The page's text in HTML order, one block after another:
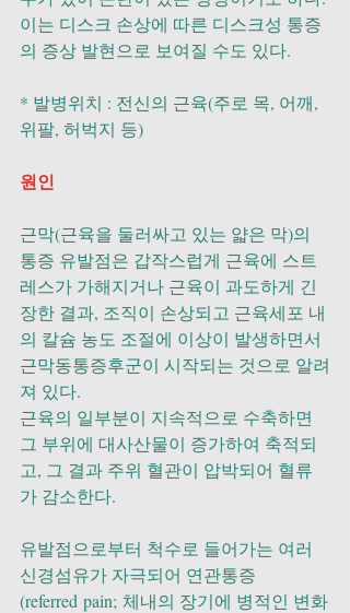
이는 디스크 손상에 따른 디스크성 통증
의 증상 발현으로 보여질 수도 있다.
* 발병위치 : 전신의 근육(주로 목, 어깨,
위팔, 허벅지 등)
원인
근막(근육을 둘러싸고 있는 얇은 막)의
통증 유발점은 갑작스럽게 근육에 스트
레스가 가해지거나 근육이 과도하게 긴
장한 결과, 조직이 손상되고 근육세포 내
의 칼슘 농도 조절에 이상이 발생하면서
근막동통증후군이 시작되는 것으로 알려
져 있다.
근육의 일부분이 지속적으로 수축하면
그 부위에 대사산물이 증가하여 축적되
고, 그 결과 주위 혈관이 압박되어 혈류
가 감소한다.
유발점으로부터 척수로 들어가는 여러
신경섬유가 자극되어 연관통증
(referred pain; 체내의 장기에 병적인 변화